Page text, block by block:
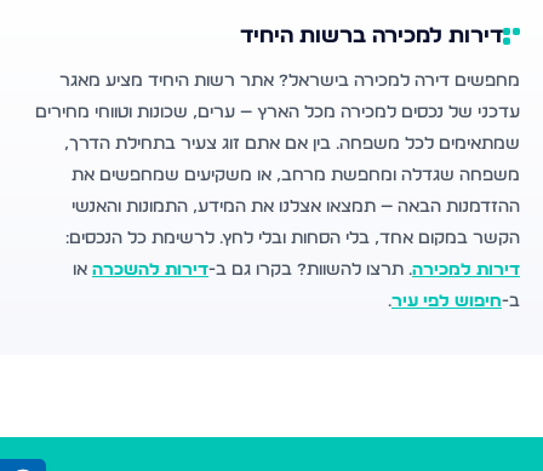
דירות למכירה ברשות היחיד
מחפשים דירה למכירה בישראל? אתר רשות היחיד מציע מאגר
עדכני של נכסים למכירה מכל הארץ — ערים, שכונות וטווחי מחירים
שמתאימים לכל משפחה. בין אם אתם זוג צעיר בתחילת הדרך,
משפחה שגדלה ומחפשת מרחב, או משקיעים שמחפשים את
ההזדמנות הבאה — תמצאו אצלנו את המידע, התמונות והאנשי
הקשר במקום אחד, בלי הסחות ובלי לחץ. לרשימת כל הנכסים:
דירות למכירה. תרצו להשוות? בקרו גם ב-דירות להשכרה או
ב-חיפוש לפי עיר.